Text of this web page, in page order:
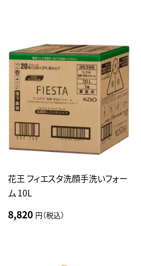
花王 フィエスタ洗顔手洗いフォー
ム 10L
8,820 円（税込）